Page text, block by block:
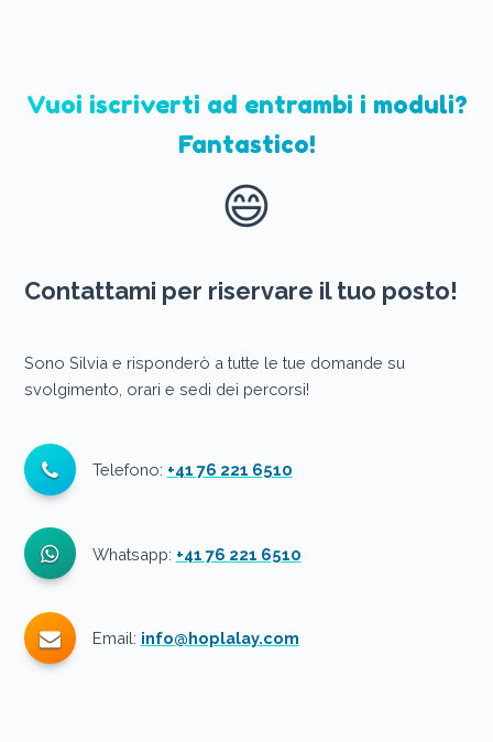
Vuoi iscriverti ad entrambi i moduli?
Fantastico!
😄
Contattami per riservare il tuo posto!
Sono Silvia e risponderò a tutte le tue domande su
svolgimento, orari e sedi dei percorsi!
Telefono: +41 76 221 6510
Whatsapp: +41 76 221 6510
Email: info@hoplalay.com